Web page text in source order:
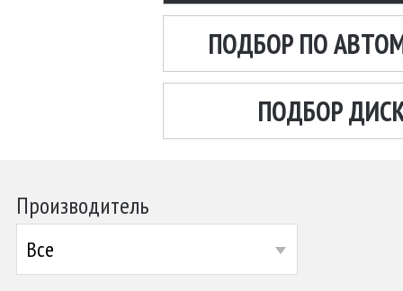
ПОДБОР ПО
ПОДБОР
Производитель
Все